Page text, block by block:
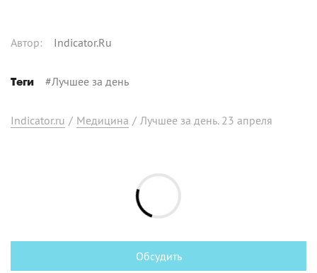
Автор: Indicator.Ru
Теги #Лучшее за день
Indicator.ru / Медицина / Лучшее за день. 23 апреля
Обсудить